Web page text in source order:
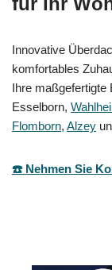
Innovative
komfortables
Ihre maßgefertigte
Esselborn,
Flomborn, Alzey
☎️ Nehmen Sie